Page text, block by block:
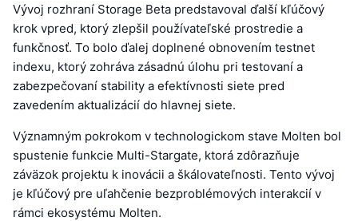
Vývoj rozhraní Storage Beta predstavoval ďalší kľúčový
krok vpred, ktorý zlepšil používateľské prostredie a
funkčnosť. To bolo ďalej doplnené obnovením testnet
indexu, ktorý zohráva zásadnú úlohu pri testovaní a
zabezpečovaní stability a efektívnosti siete pred
zavedením aktualizácií do hlavnej siete.
Významným pokrokom v technologickom stave Molten bol
spustenie funkcie Multi-Stargate, ktorá zdôrazňuje
záväzok projektu k inovácii a škálovateľnosti. Tento vývoj
je kľúčový pre uľahčenie bezproblémových interakcií v
rámci ekosystému Molten.